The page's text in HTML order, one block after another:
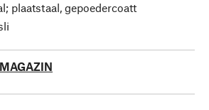
plaatstaal, gepoedercoatt
MAGAZIN